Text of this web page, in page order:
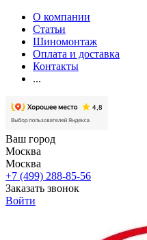
О компании
Статьи
Шиномонтаж
Оплата и доставка
Контакты
...
Ваш город
Москва
Москва
+7 (499) 288-85-56
Заказать звонок
Войти